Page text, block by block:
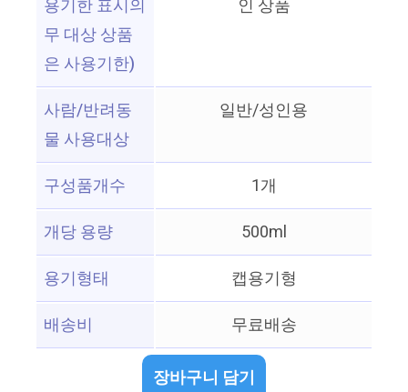
용기한 표시의
무 대상 상품
은 사용기한)
인 상품
사람/반려동
물 사용대상
일반/성인용
구성품개수
1개
개당 용량
500ml
용기형태
캡용기형
배송비
무료배송
장바구니 담기